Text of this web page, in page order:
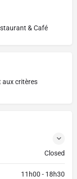
& Café
aux critères
Closed
11h00 - 18h30